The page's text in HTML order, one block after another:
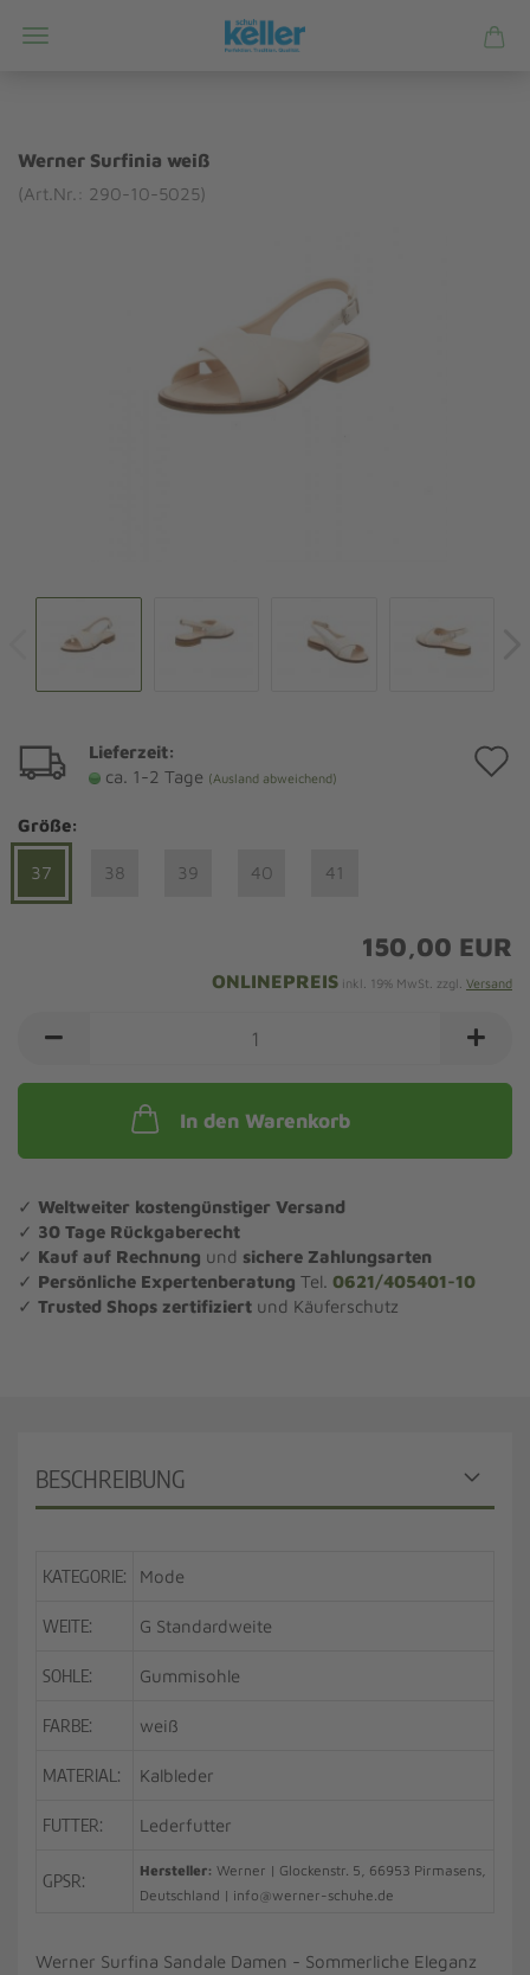
Werner Surfinia weiß
(Art.Nr.: 290-10-5025)
Lieferzeit:
ca. 1-2 Tage (Ausland abweichend)
Größe:
37 38 39 40 41
150,00 EUR
ONLINEPREIS inkl. 19% MwSt. zzgl. Versand
In den Warenkorb
✓ Weltweiter kostengünstiger Versand
✓ 30 Tage Rückgaberecht
✓ Kauf auf Rechnung und sichere Zahlungsarten
✓ Persönliche Expertenberatung Tel. 0621/405401-10
✓ Trusted Shops zertifiziert und Käuferschutz
BESCHREIBUNG
KATEGORIE: Mode
WEITE: G Standardweite
SOHLE: Gummisohle
FARBE: weiß
MATERIAL: Kalbleder
FUTTER: Lederfutter
GPSR: Hersteller: Werner | Glockenstr. 5, 66953 Pirmasens,
Deutschland | info@werner-schuhe.de
Werner Surfina Sandale Damen - Sommerliche Eleganz